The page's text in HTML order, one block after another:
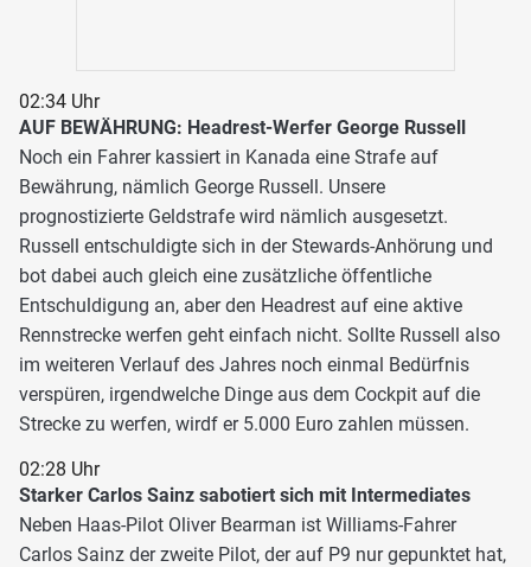
02:34 Uhr
AUF BEWÄHRUNG: Headrest-Werfer George Russell
Noch ein Fahrer kassiert in Kanada eine Strafe auf
Bewährung, nämlich George Russell. Unsere
prognostizierte Geldstrafe wird nämlich ausgesetzt.
Russell entschuldigte sich in der Stewards-Anhörung und
bot dabei auch gleich eine zusätzliche öffentliche
Entschuldigung an, aber den Headrest auf eine aktive
Rennstrecke werfen geht einfach nicht. Sollte Russell also
im weiteren Verlauf des Jahres noch einmal Bedürfnis
verspüren, irgendwelche Dinge aus dem Cockpit auf die
Strecke zu werfen, wirdf er 5.000 Euro zahlen müssen.
02:28 Uhr
Starker Carlos Sainz sabotiert sich mit Intermediates
Neben Haas-Pilot Oliver Bearman ist Williams-Fahrer
Carlos Sainz der zweite Pilot, der auf P9 nur gepunktet hat,